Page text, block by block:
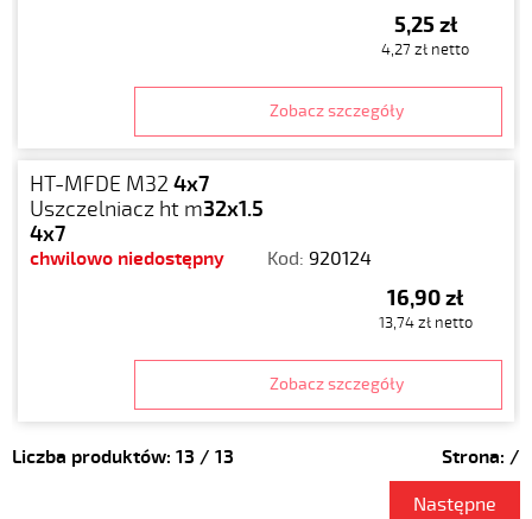
5,25 zł
4,27 zł netto
Zobacz szczegóły
HT-MFDE M32 4x7
Uszczelniacz ht m32x1.5
4x7
chwilowo niedostępny Kod: 920124
16,90 zł
13,74 zł netto
Zobacz szczegóły
Liczba produktów: 13 / 13 Strona: /
Następne